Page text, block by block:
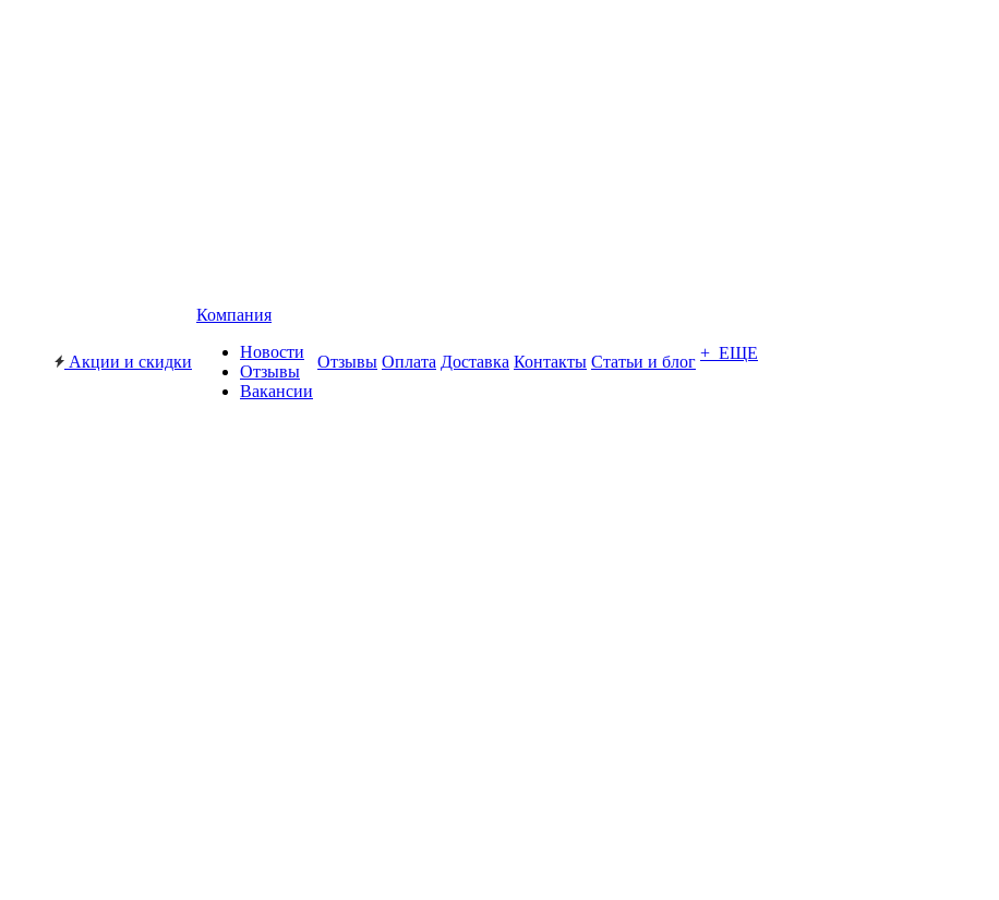
Акции и скидки
Компания
Новости
Отзывы
Вакансии
Отзывы Оплата Доставка Контакты Статьи и блог + ЕЩЕ